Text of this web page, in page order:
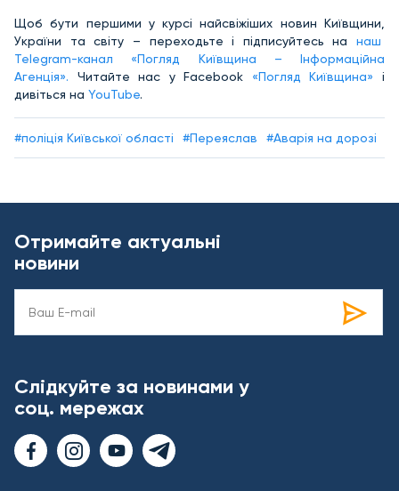
Щоб бути першими у курсі найсвіжіших новин Київщини,
України та світу – переходьте і підписуйтесь на наш
Telegram-канал «Погляд Київщина – Інформаційна
Агенція». Читайте нас у Facebook «Погляд Київщина» і
дивіться на YouTube.
#поліція Київської області #Переяслав #Аварія на дорозі
Отримайте актуальні
новини
Слідкуйте за новинами у
соц. мережах